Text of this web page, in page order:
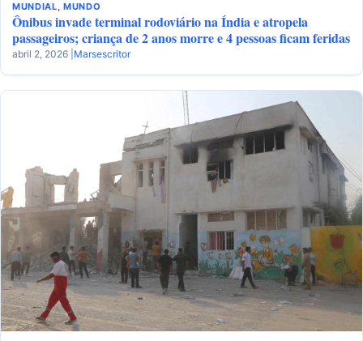
MUNDIAL MUNDO
Ônibus invade terminal rodoviário na Índia e atropela
passageiros; criança de 2 anos morre e 4 pessoas ficam feridas
abril 2, 2026 | Marsescritor